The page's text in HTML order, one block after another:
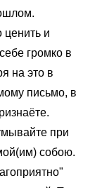
ценить и
громко в
на это в
письмо, в
при
собою.